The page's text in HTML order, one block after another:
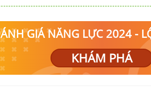
GIÁ NĂNG LỰC 2024 -
KHÁM PHÁ